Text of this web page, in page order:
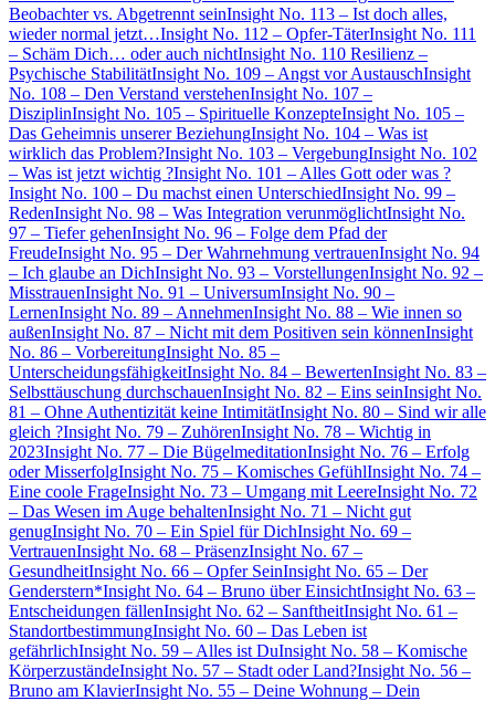
Beobachter vs. Abgetrennt seinInsight No. 113 – Ist doch alles,
wieder normal jetzt…Insight No. 112 – Opfer-TäterInsight No. 111
– Schäm Dich… oder auch nichtInsight No. 110 Resilienz –
Psychische StabilitätInsight No. 109 – Angst vor AustauschInsight
No. 108 – Den Verstand verstehenInsight No. 107 –
DisziplinInsight No. 105 – Spirituelle KonzepteInsight No. 105 –
Das Geheimnis unserer BeziehungInsight No. 104 – Was ist
wirklich das Problem?Insight No. 103 – VergebungInsight No. 102
– Was ist jetzt wichtig ?Insight No. 101 – Alles Gott oder was ?
Insight No. 100 – Du machst einen UnterschiedInsight No. 99 –
RedenInsight No. 98 – Was Integration verunmöglichtInsight No.
97 – Tiefer gehenInsight No. 96 – Folge dem Pfad der
FreudeInsight No. 95 – Der Wahrnehmung vertrauenInsight No. 94
– Ich glaube an DichInsight No. 93 – VorstellungenInsight No. 92 –
MisstrauenInsight No. 91 – UniversumInsight No. 90 –
LernenInsight No. 89 – AnnehmenInsight No. 88 – Wie innen so
außenInsight No. 87 – Nicht mit dem Positiven sein könnenInsight
No. 86 – VorbereitungInsight No. 85 –
UnterscheidungsfähigkeitInsight No. 84 – BewertenInsight No. 83 –
Selbsttäuschung durchschauenInsight No. 82 – Eins seinInsight No.
81 – Ohne Authentizität keine IntimitätInsight No. 80 – Sind wir alle
gleich ?Insight No. 79 – ZuhörenInsight No. 78 – Wichtig in
2023Insight No. 77 – Die BügelmeditationInsight No. 76 – Erfolg
oder MisserfolgInsight No. 75 – Komisches GefühlInsight No. 74 –
Eine coole FrageInsight No. 73 – Umgang mit LeereInsight No. 72
– Das Wesen im Auge behaltenInsight No. 71 – Nicht gut
genugInsight No. 70 – Ein Spiel für DichInsight No. 69 –
VertrauenInsight No. 68 – PräsenzInsight No. 67 –
GesundheitInsight No. 66 – Opfer SeinInsight No. 65 – Der
Genderstern*Insight No. 64 – Bruno über EinsichtInsight No. 63 –
Entscheidungen fällenInsight No. 62 – SanftheitInsight No. 61 –
StandortbestimmungInsight No. 60 – Das Leben ist
gefährlichInsight No. 59 – Alles ist DuInsight No. 58 – Komische
KörperzuständeInsight No. 57 – Stadt oder Land?Insight No. 56 –
Bruno am KlavierInsight No. 55 – Deine Wohnung – Dein